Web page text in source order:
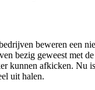
beweren een
bezig geweest met
kunnen afkicken. Nu
uit halen.